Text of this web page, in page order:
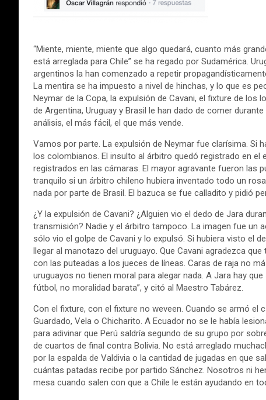
“Miente, miente, miente que algo quedará, cuanto más
está arreglada para Chile” se ha regado por Sudamérica.
argentinos la han comenzado a repetir
La mentira se ha impuesto a nivel de hinchas, y lo que es
Neymar de la Copa, la expulsión de Cavani, el fixture de los
de Argentina, Uruguay y Brasil le han dado de comer
análisis, el más fácil, el que más vende.
Vamos por parte. La expulsión de Neymar fue clarísima. Si
los colombianos. El insulto al árbitro quedó registrado en
registrados en las cámaras. El mayor agravante fueron las
tranquilo si un árbitro chileno hubiera inventado todo un
nada por parte de Brasil. El bazuca se fue calladito y pidió
¿Y la expulsión de Cavani? ¿Alguien vio el dedo de Jara
transmisión? Nadie y el árbitro tampoco. La imagen fue un
sólo vio el golpe de Cavani y lo expulsó. Si hubiera visto el
llegar al manotazo del uruguayo. Que Cavani agradezca
con las puteadas a los jueces de líneas. Caras de raja no
uruguayos no tienen moral para alegar nada. A Jara hay
fútbol, no moralidad barata”, y citó al Maestro Tabárez.
Con el fixture, con el fixture no weveen. Cuando se armó el
Guardado, Vela o Chicharito. A Ecuador no se le había
para adivinar que Perú saldría segundo de su grupo por
de cuartos de final contra Bolivia. No está arreglado
por la espalda de Valdivia o la cantidad de jugadas en que
cuántas patadas recibe por partido Sánchez. Nosotros ni
mesa cuando salen con que a Chile le están ayudando en